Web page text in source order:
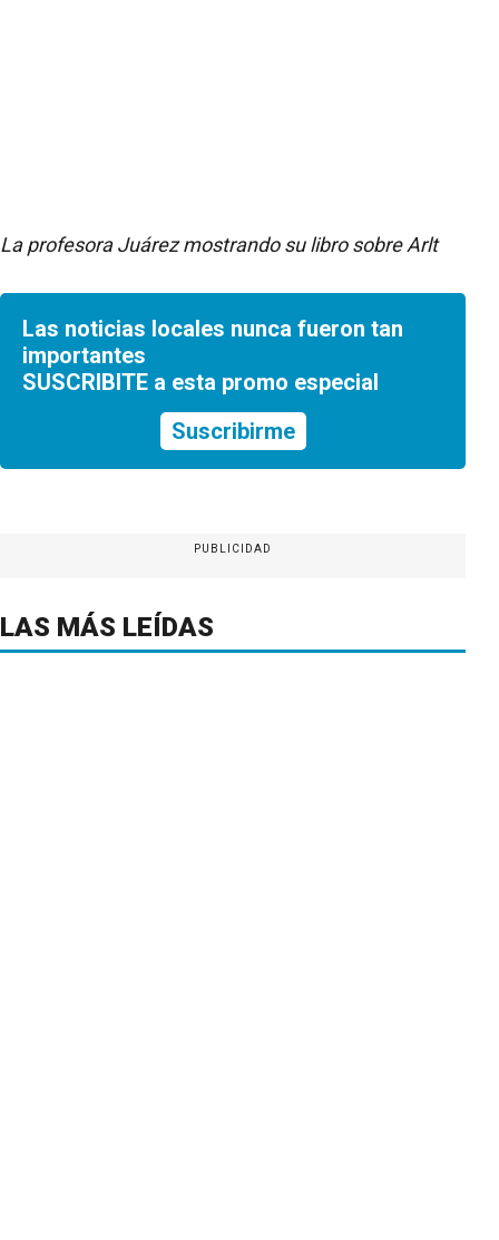
La profesora Juárez mostrando su libro sobre Arlt
Las noticias locales nunca fueron tan
importantes
SUSCRIBITE a esta promo especial
Suscribirme
PUBLICIDAD
LAS MÁS LEÍDAS